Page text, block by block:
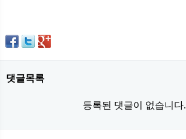
댓글목록
등록된 댓글이 없습니다.